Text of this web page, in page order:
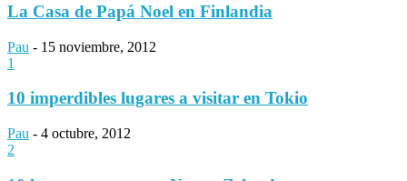
La Casa de Papá Noel en Finlandia
Pau - 15 noviembre, 2012
1
10 imperdibles lugares a visitar en Tokio
Pau - 4 octubre, 2012
2